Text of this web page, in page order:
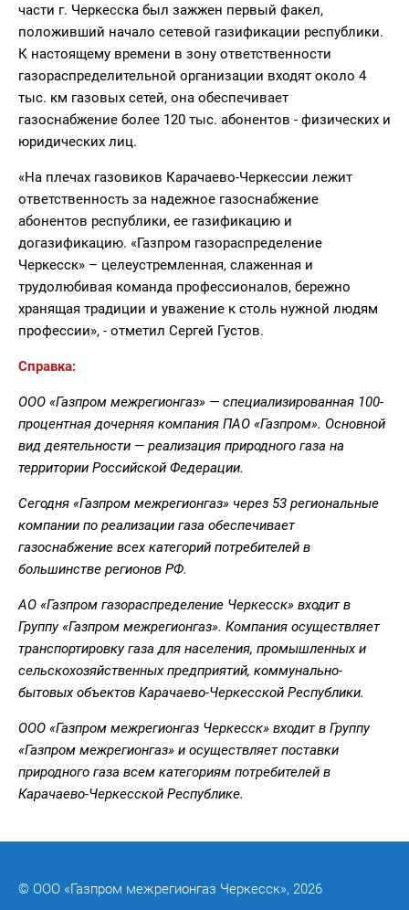
части г. Черкесска был зажжен первый факел,
положивший начало сетевой газификации республики.
К настоящему времени в зону ответственности
газораспределительной организации входят около 4
тыс. км газовых сетей, она обеспечивает
газоснабжение более 120 тыс. абонентов - физических и
юридических лиц.
«На плечах газовиков Карачаево-Черкессии лежит
ответственность за надежное газоснабжение
абонентов республики, ее газификацию и
догазификацию. «Газпром газораспределение
Черкесск» – целеустремленная, слаженная и
трудолюбивая команда профессионалов, бережно
хранящая традиции и уважение к столь нужной людям
профессии», - отметил Сергей Густов.
Справка:
ООО «Газпром межрегионгаз» — специализированная 100-
процентная дочерняя компания ПАО «Газпром». Основной
вид деятельности — реализация природного газа на
территории Российской Федерации.
Сегодня «Газпром межрегионгаз» через 53 региональные
компании по реализации газа обеспечивает
газоснабжение всех категорий потребителей в
большинстве регионов РФ.
АО «Газпром газораспределение Черкесск» входит в
Группу «Газпром межрегионгаз». Компания осуществляет
транспортировку газа для населения, промышленных и
сельскохозяйственных предприятий, коммунально-
бытовых объектов Карачаево-Черкесской Республики.
ООО «Газпром межрегионгаз Черкесск» входит в Группу
«Газпром межрегионгаз» и осуществляет поставки
природного газа всем категориям потребителей в
Карачаево-Черкесской Республике.
© ООО «Газпром межрегионгаз Черкесск», 2026